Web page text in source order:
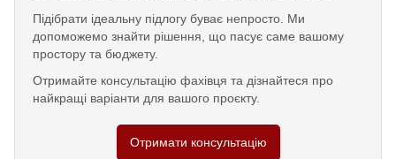
Підібрати ідеальну підлогу буває непросто. Ми
допоможемо знайти рішення, що пасує саме вашому
простору та бюджету.
Отримайте консультацію фахівця та дізнайтеся про
найкращі варіанти для вашого проєкту.
Отримати консультацію